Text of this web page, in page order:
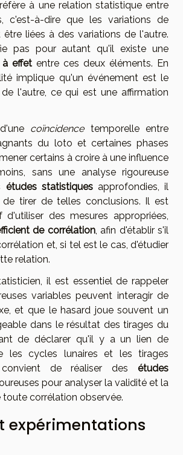
à une relation statistique entre
c'est-à-dire que les variations de
liées à des variations de l'autre.
pas pour autant qu'il existe une
à effet entre ces deux éléments. En
implique qu'un événement est le
l'autre, ce qui est une affirmation
coïncidencetemporelle entre
du loto et certaines phases
certains à croire à une influence
sans une analyse rigoureuse
études statistiquesapprofondies, il
de tirer de telles conclusions. Il est
d'utiliser des mesures appropriées,
de corrélation, afin d'établir s'il
et, si tel est le cas, d'étudier
relation.
il est essentiel de rappeler
variables peuvent interagir de
et que le hasard joue souvent un
dans le résultat des tirages du
de déclarer qu'il y a un lien de
les cycles lunaires et les tirages
de réaliser des études
pour analyser la validité et la
toute corrélation observée.
expérimentations